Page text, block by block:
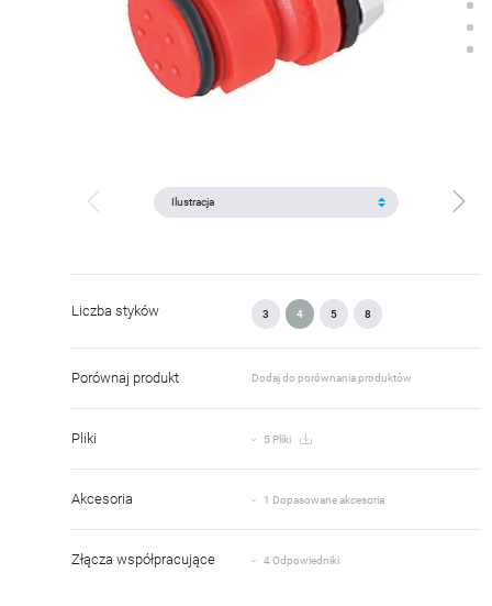
Liczba styków 3 4 5 8
Porównaj produkt Dodaj do porównania produktów
Pliki 5 Pliki
Akcesoria 1 Dopasowane akcesoria
Złącza współpracujące 4 Odpowiedniki